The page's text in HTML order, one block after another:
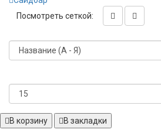
Посмотреть сеткой:
В корзину В закладки